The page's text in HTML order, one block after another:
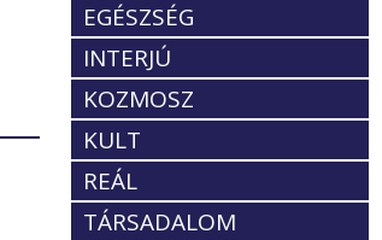
EGÉSZSÉG
INTERJÚ
KOZMOSZ
KULT
REÁL
TÁRSADALOM